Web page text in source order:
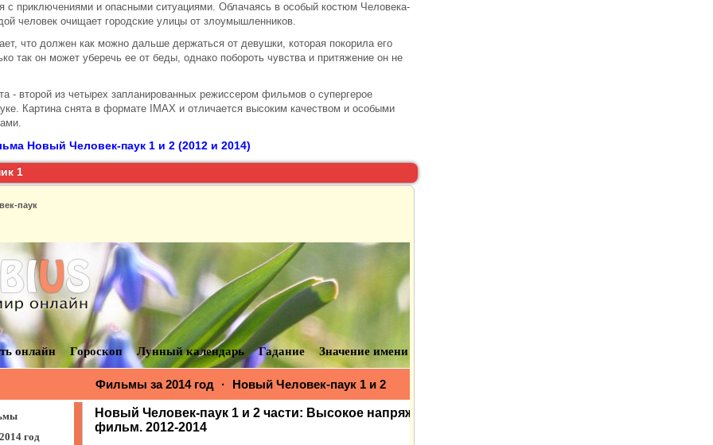
с приключениями и опасными ситуациями. Облачаясь в особый костюм Человека-
человек очищает городские улицы от злоумышленников.
что должен как можно дальше держаться от девушки, которая покорила его
так он может уберечь ее от беды, однако побороть чувства и притяжение он не
- второй из четырех запланированных режиссером фильмов о супергерое
Картина снята в формате IMAX и отличается высоким качеством и особыми
Новый Человек-паук 1 и 2 (2012 и 2014)
1
паук